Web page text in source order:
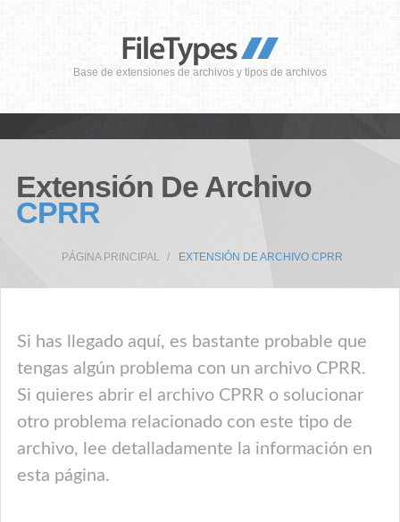
Base de extensiones de archivos y tipos de archivos
Extensión De Archivo
CPRR
PÁGINA PRINCIPAL EXTENSIÓN DE ARCHIVO CPRR
Si has llegado aquí, es bastante probable que
tengas algún problema con un archivo CPRR.
Si quieres abrir el archivo CPRR o solucionar
otro problema relacionado con este tipo de
archivo, lee detalladamente la información en
esta página.